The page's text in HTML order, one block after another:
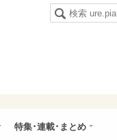
特集･連載･まとめ